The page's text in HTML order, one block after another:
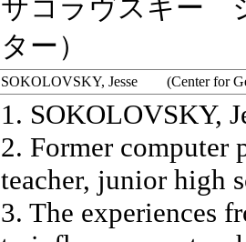
サコラヴスキー
ター）
SOKOLOVSKY, Jesse (Center for
1. SOKOLOVSKY,
2. Former computer
teacher, junior high
3. The experiences